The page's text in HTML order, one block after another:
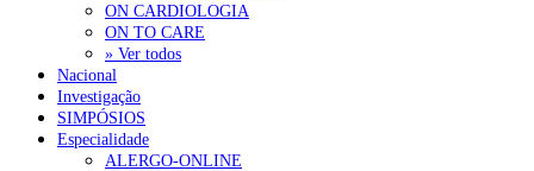
NOTÍCIAS MAIS LIDAS
Enfermagem Forense. “Da urgência ao tribunal, cada
gesto conta e cada profissional faz a diferença”
203 visualizações
ON CARDIOLOGIA
ON TO CARE
» Ver todos
Nacional
Investigação
SIMPÓSIOS
Especialidade
ALERGO-ONLINE